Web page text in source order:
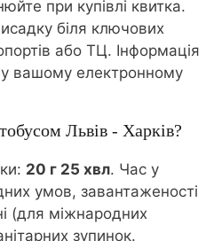
при купівлі квитка.
біля ключових
або ТЦ. Інформація
у вашому електронному
Львів - Харків?
20 г 25 хвл. Час у
умов, завантаженості
(для міжнародних
зупинок.